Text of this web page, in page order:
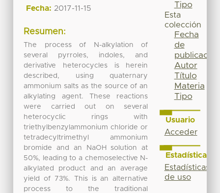
Fecha: 2017-11-15
Resumen:
The process of N-alkylation of
several pyrroles, indoles, and
derivative heterocycles is herein
described, using quaternary
ammonium salts as the source of an
alkylating agent. These reactions
were carried out on several
heterocyclic rings with
triethylbenzylammonium chloride or
tetradecyltrimethyl ammonium
bromide and an NaOH solution at
50%, leading to a chemoselective N-
alkylated product and an average
yield of 73%. This is an alternative
process to the traditional
Tipo
Esta
colección
Fecha
de
publicación
Autor
Título
Materia
Tipo
Usuario
Acceder
Estadísticas
Estadísticas
de uso